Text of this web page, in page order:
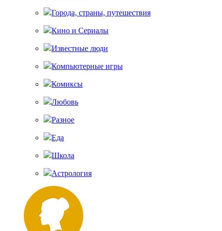
Города, страны, путешествия
Кино и Сериалы
Известные люди
Компьютерные игры
Комиксы
Любовь
Разное
Еда
Школа
Астрология